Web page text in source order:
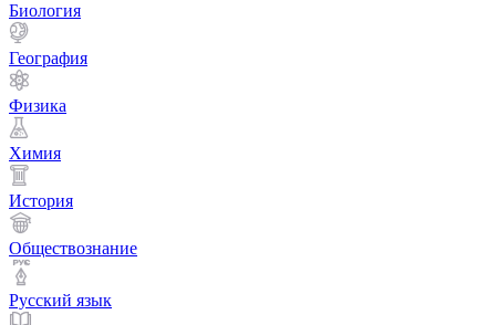
Биология
География
Физика
Химия
История
Обществознание
Русский язык